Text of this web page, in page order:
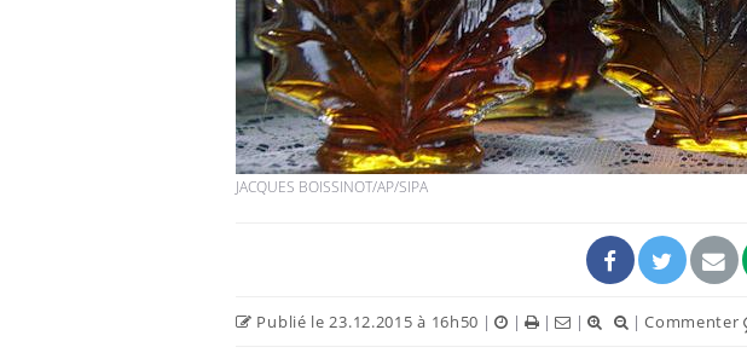
JACQUES BOISSINOT/AP/SIPA
Publié le 23.12.2015 à 16h50 | | | | |Commenter